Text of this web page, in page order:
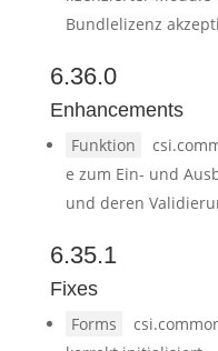
Bundlelizenz
6.36.0
Enhancements
Funktion
e zum Ein- und
und deren
6.35.1
Fixes
Forms